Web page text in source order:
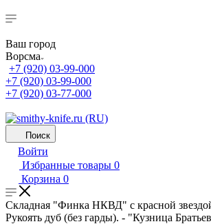
Ваш город
Ворсма
+7 (920) 03-99-000
+7 (920) 03-99-000
+7 (920) 03-77-000
Поиск
Войти
Избранные товары 0
Корзина 0
Складная "Финка НКВД" с красной
Рукоять дуб (без гарды). - "Кузница